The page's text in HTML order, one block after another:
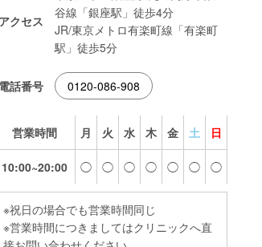
アクセス
谷線「銀座駅」徒歩4分
JR/東京メトロ有楽町線「有楽町
駅」徒歩5分
電話番号 0120-086-908
営業時間 月 火 水 木 金 土 日
10:00~20:00 ◯ ◯ ◯ ◯ ◯ ◯ ◯
※祝日の場合でも営業時間同じ
※営業時間につきましてはクリニックへ直